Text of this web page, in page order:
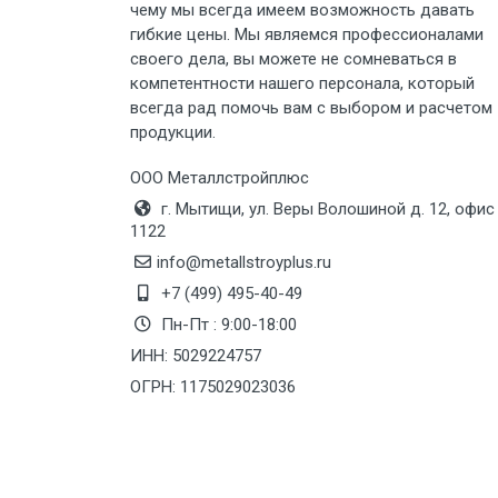
Груз до 6 м, вес до 5 тн
Груз до 6 м, вес до 8 тн
Груз до 6 м, вес до 10 тн
Груз до 12 м, вес до 20 тн
Манипулятор до 6 м, вес до 5 тн
чему мы всегда имеем возможность давать
гибкие цены. Мы являемся профессионалами
своего дела, вы можете не сомневаться в
компетентности нашего персонала, который
всегда рад помочь вам с выбором и расчетом
продукции.
ООО Металлстройплюс
г. Мытищи, ул. Веры Волошиной д. 12, офис
1122
info@metallstroyplus.ru
+7 (499) 495-40-49
Пн-Пт : 9:00-18:00
ИНН: 5029224757
ОГРН: 1175029023036